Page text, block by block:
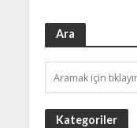
Ara
Kategoriler